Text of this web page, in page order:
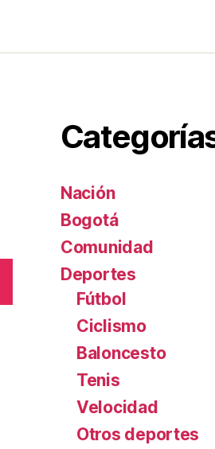
Nación
Bogotá
Comunidad
Deportes
Fútbol
Ciclismo
Baloncesto
Tenis
Velocidad
Otros deportes